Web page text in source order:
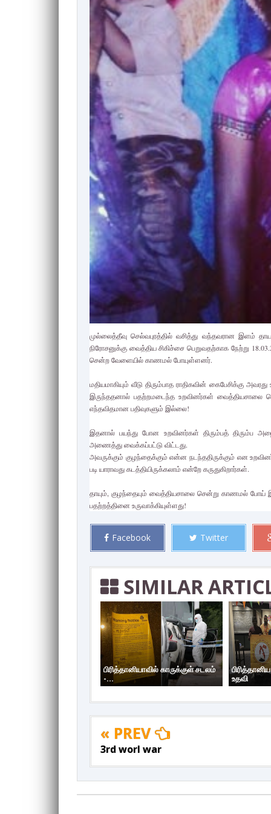
முல்லைத்தீவு செல்வபுரத்தில் வசித்து வந்தவரான இளம்
நிரோசனுக்கு வைத்திய சிகிச்சை பெறுவதற்காக நேற்று
சென்ற வேளையில் காணமல் போயுள்ளனர்.
மதியமாகியும் வீடு திரும்பாத ராதிகவின் கைபேசிக்கு
இருந்ததனால் பதற்றமடைந்த உறவினர்கள் வைத்தியசாலை
எந்தவிதமான பதிவுகளும் இல்லை!
இதனால் பயந்து போன உறவினர்கள் திரும்பத் திரும்ப
அணைத்து வைக்கப்பட்டு விட்டது.
அவருக்கும் குழந்தைக்கும் என்ன நடந்ததிருக்கும் என
படி யாராவது கடத்தியிருக்கலாம் என்றே கருதுகிறார்கள்.
தாயும், குழந்தையும் வைத்தியசாலை சென்று காணமல் போய்
பதற்றத்தினை உருவாக்கியுள்ளது!
Facebook Twitter
SIMILAR
பிரித்தானியாவில் காருக்குள் சடலம்
-...
உதவி
« PREV
3rd worl war